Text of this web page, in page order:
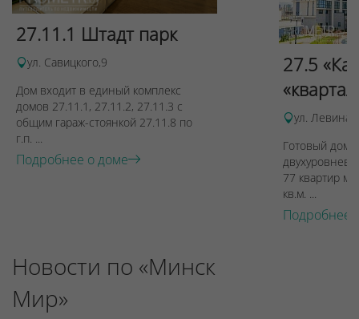
27.11.1 Штадт парк
ул. Савицкого,9
Дом входит в единый комплекс
домов 27.11.1, 27.11.2, 27.11.3 с
общим гараж-стоянкой 27.11.8 по
г.п. ...
Подробнее о доме
27.5
ул. Левина,
Готовый дом
77 квартир
кв.м. ...
Подробнее
Новости по «Минск
Мир»